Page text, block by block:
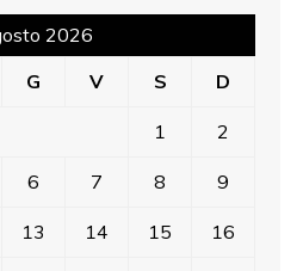
2026
G V S D
1 2
6 7 8 9
13 14 15 16